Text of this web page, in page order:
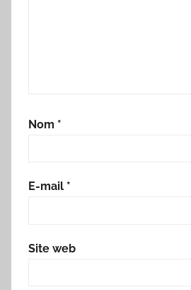
Nom *
E-mail *
Site web